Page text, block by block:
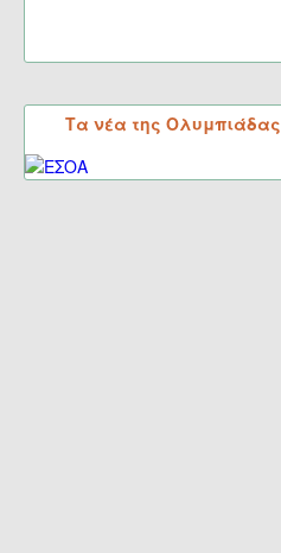
Τα νέα της Ολυμπιάδας